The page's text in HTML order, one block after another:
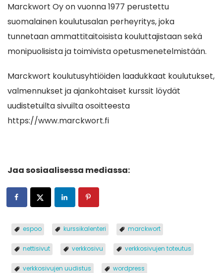
Marckwort Oy on vuonna 1977 perustettu
suomalainen koulutusalan perheyritys, joka
tunnetaan ammattitaitoisista kouluttajistaan sekä
monipuolisista ja toimivista opetusmenetelmistään.
Marckwort koulutusyhtiöiden laadukkaat koulutukset,
valmennukset ja ajankohtaiset kurssit löydät
uudistetuilta sivuilta osoitteesta
https://www.marckwort.fi
Jaa sosiaalisessa mediassa:
espoo kurssikalenteri marckwort
nettisivut verkkosivu verkkosivujen toteutus
verkkosivujen uudistus wordpress